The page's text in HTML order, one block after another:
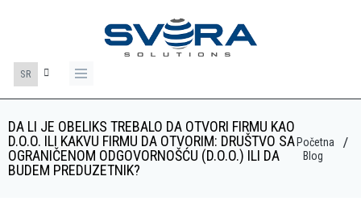
SR
DA LI JE OBELIKS TREBALO DA OTVORI FIRMU KAO
D.O.O. ILI KAKVU FIRMU DA OTVORIM: DRUŠTVO SA
OGRANIČENOM ODGOVORNOŠĆU (D.O.O.) ILI DA
BUDEM PREDUZETNIK?
Početna
Blog